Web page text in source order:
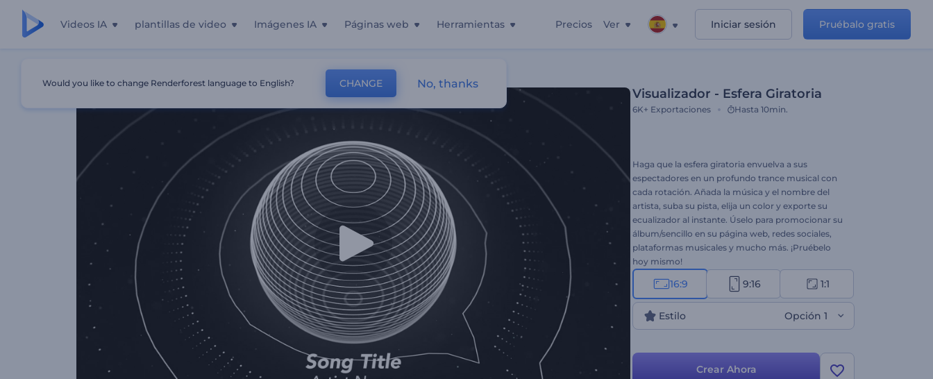
Videos IA plantillas de video Imágenes IA Páginas web Herramientas Precios Ver Iniciar sesión Pruébalo gratis
Visualizador - Esfera Giratoria
6K+ Exportaciones Hasta 10min.
Haga que la esfera giratoria envuelva a sus
espectadores en un profundo trance musical con
cada rotación. Añada la música y el nombre del
artista, suba su pista, elija un color y exporte su
ecualizador al instante. Úselo para promocionar su
álbum/sencillo en su página web, redes sociales,
plataformas musicales y mucho más. ¡Pruébelo
hoy mismo!
16:9 9:16 1:1
Estilo Opción 1
Crear Ahora
Would you like to change Renderforest language to English? CHANGE No, thanks